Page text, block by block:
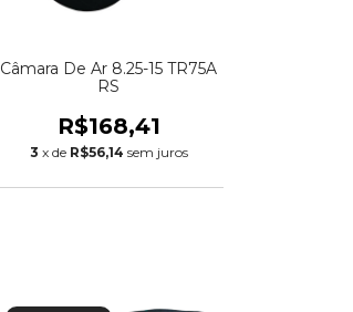
Câmara De Ar 8.25-15 TR75A
RS
R$168,41
3 x de R$56,14 sem juros